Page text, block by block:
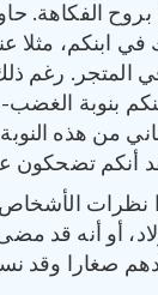
الفكاهة.
ابنكم، مثلا
المتجر. رغم
بنوبة الغضب-
من هذه
أنكم تضحكون
نظرات
أو أنه قد
صغارا وقد